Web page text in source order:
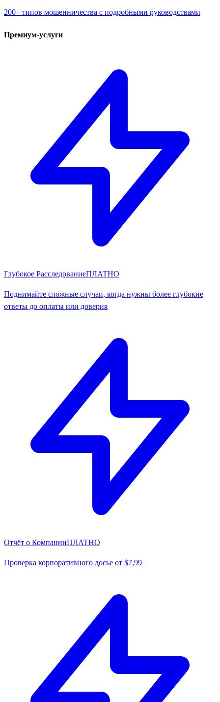
200+ типов мошенничества с подробными руководствами
Премиум-услуги
Глубокое РасследованиеПЛАТНО
Поднимайте сложные случаи, когда нужны более глубокие
ответы до оплаты или доверия
Отчёт о КомпанииПЛАТНО
Проверка корпоративного досье от $7,99